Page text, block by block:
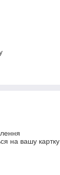
на вашу картку